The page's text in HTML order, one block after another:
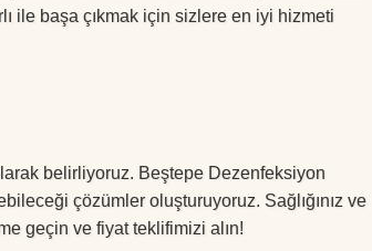
ile başa çıkmak için sizlere en iyi hizmeti
belirliyoruz. Beştepe Dezenfeksiyon
çözümler oluşturuyoruz. Sağlığınız ve
geçin ve fiyat teklifimizi alın!